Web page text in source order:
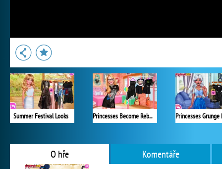
Summer Festival Looks Princesses Become Rebels Punks
O hře Komentáře